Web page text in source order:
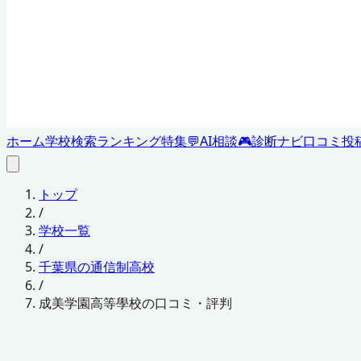
ホーム学校検索ランキング特集💬AI相談🎮診断ナビ口コミ投
トップ
/
学校一覧
/
千葉県の通信制高校
/
成美学園高等學校の口コミ・評判